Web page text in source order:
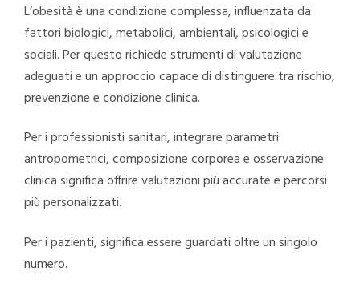
L’obesità è una condizione complessa, influenzata da
fattori biologici, metabolici, ambientali, psicologici e
sociali. Per questo richiede strumenti di valutazione
adeguati e un approccio capace di distinguere tra rischio,
prevenzione e condizione clinica.
Per i professionisti sanitari, integrare parametri
antropometrici, composizione corporea e osservazione
clinica significa offrire valutazioni più accurate e percorsi
più personalizzati.
Per i pazienti, significa essere guardati oltre un singolo
numero.